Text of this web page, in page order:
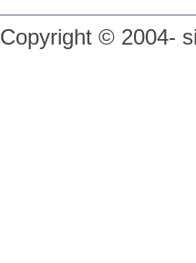
Copyright © 2004-